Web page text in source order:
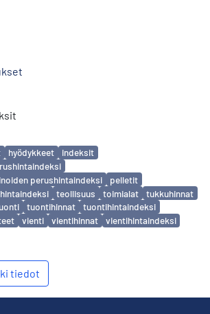
hyödykkeet
indeksit
perushintaindeksi
pelletit
teollisuus toimialat
tukkuhinnat
tuontihinnat
tuontihintaindeksi
vienti vientihinnat vientihintaindeksi
tiedot